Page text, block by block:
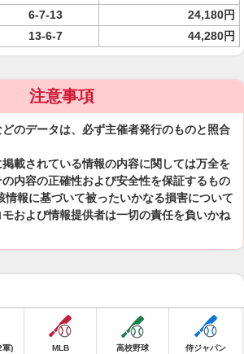
6-7-13
24,180円
13-6-7 44,280円
注意事項
のデータは、必ず主催者発行のものと照合
載されている情報の内容に関しては万全を
内容の正確性および安全性を保証するもの
情報に基づいて被ったいかなる損害について
および情報提供者は一切の責任を負いかね
軍) MLB 高校野球 侍ジャパン